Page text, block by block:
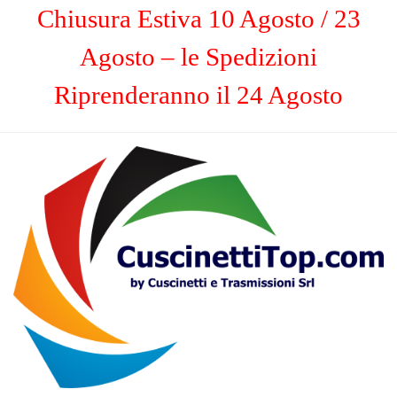
Chiusura Estiva 10 Agosto / 23
Agosto – le Spedizioni
Riprenderanno il 24 Agosto